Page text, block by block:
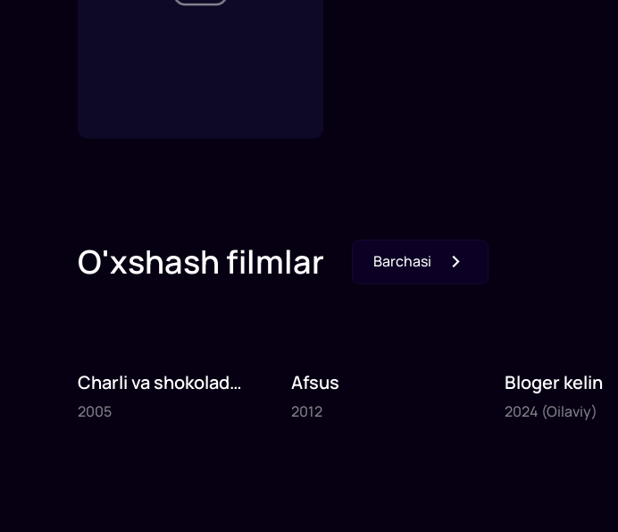
O'xshash filmlar Barchasi
2005
1x75
Charli va shokolad
fabrikasi
2005
2012
1x80
Afsus
2012
2024
1x35daq.
Bloger kelin
2024 (Oilaviy)